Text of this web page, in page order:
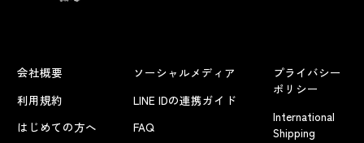
会社概要
利用規約
はじめての方へ
ソーシャルメディア
LINE IDの連携ガイド
FAQ
プライバシー
ポリシー
International
Shipping